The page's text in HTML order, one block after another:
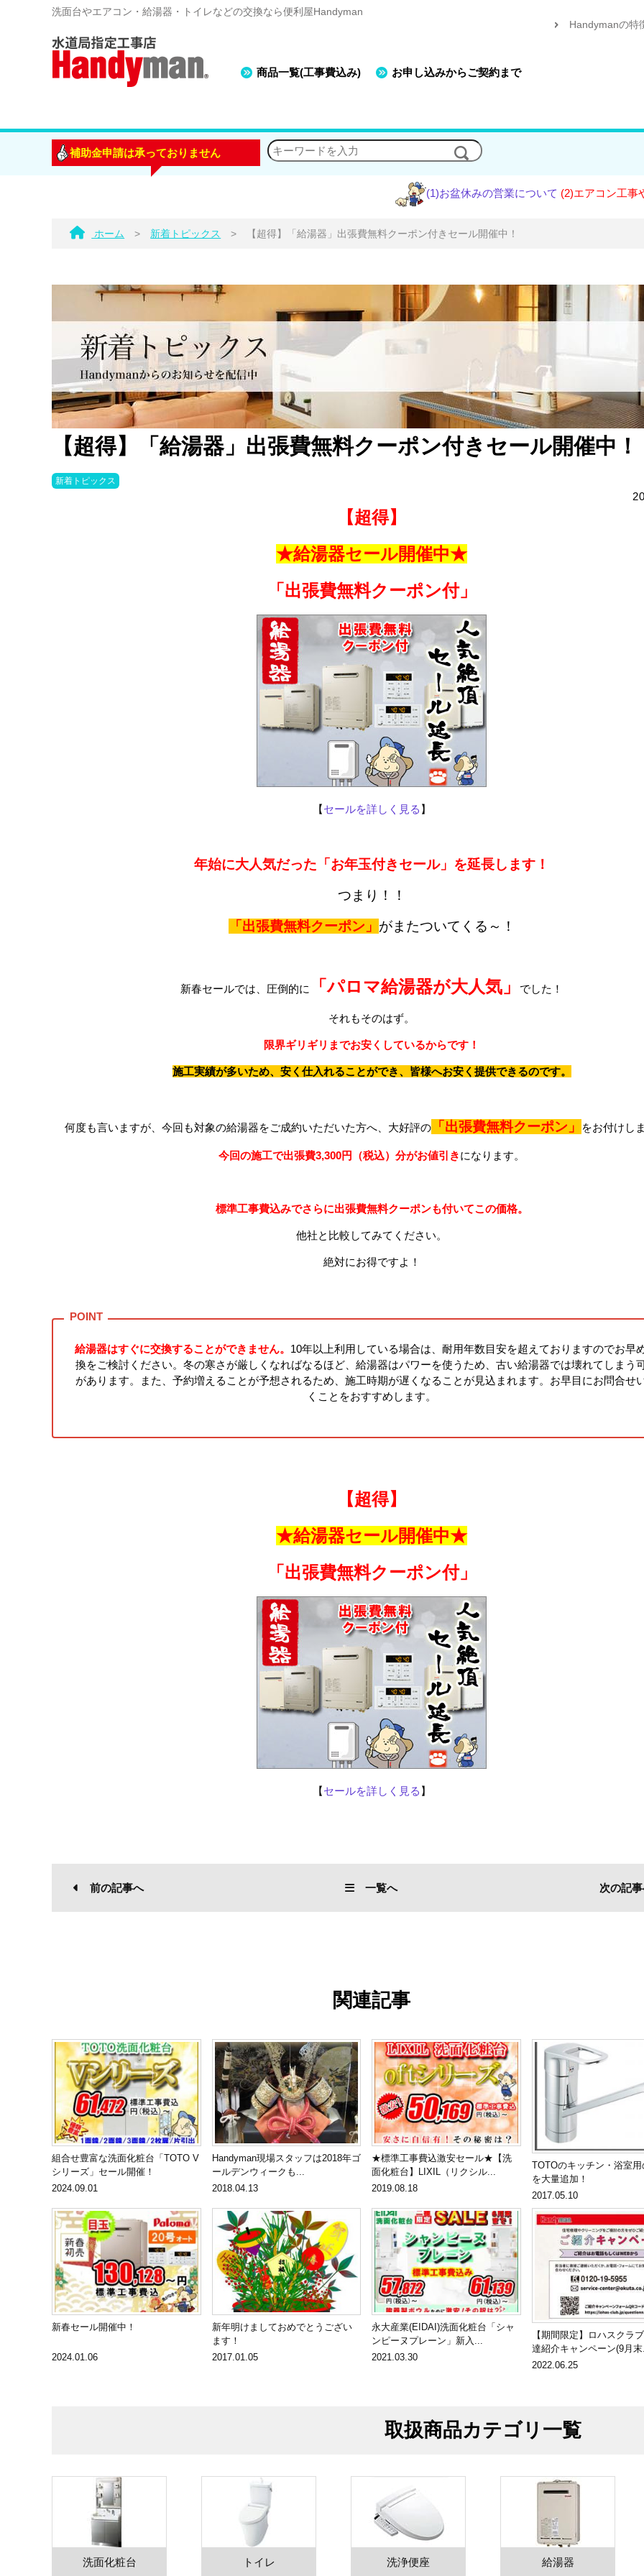
洗面台やエアコン・給湯器・トイレなどの交換なら便利屋Handyman
商品一覧(工事費込み) お申し込みからご契約まで
Handymanの特
補助金申請は承っておりません
(1)お盆休みの営業について(2)エアコン工事やエアコン
ホーム > 新着トピックス > 【超得】「給湯器」出張費無料クーポン付きセール開催中！
【超得】「給湯器」出張費無料クーポン付きセール開催中！
新着トピックス
【超得】
★給湯器セール開催中★
「出張費無料クーポン付」
【セールを詳しく見る 】
年始に大人気だった「お年玉付きセール」を延長します！
つまり！！
「出張費無料クーポン」 がまたついてくる～！
新春セールでは、圧倒的に 「パロマ給湯器が大人気」 でした！
それもそのはず。
限界ギリギリまでお安くしているからです！
施工実績が多いため、安く仕入れることができ、皆様へお安く提供できるのです。
何度も言いますが、今回も対象の給湯器をご成約いただいた方へ、大好評の 「出張費無料クーポン」 をお付けし
今回の施工で出張費3,300円（税込）分がお値引きになります。
標準工事費込みでさらに出張費無料クーポンも付いてこの価格。
他社と比較してみてください。
絶対にお得ですよ！
給湯器はすぐに交換することができません。 10年以上利用している場合は、耐用年数目安を超えておりますのでお早
換をご検討ください。冬の寒さが厳しくなればなるほど、給湯器はパワーを使うため、古い給湯器では壊れてしまう
があります。また、予約増えることが予想されるため、施工時期が遅くなることが見込まれます。お早目にお問合せ
くことをおすすめします。
【超得】
★給湯器セール開催中★
「出張費無料クーポン付」
【セールを詳しく見る 】
前の記事へ 一覧へ 次の記
関連記事
組合せ豊富な洗面化粧台「TOTO V
シリーズ」セール開催！
2024.09.01
Handyman現場スタッフは2018年ゴ
ールデンウィークも...
2018.04.13
★標準工事費込激安セール★【洗
面化粧台】LIXIL（リクシル...
2019.08.18
TOTOのキッチン・浴室
を大量追加！
2017.05.10
新春セール開催中！
2024.01.06
新年明けましておめでとうござい
ます！
2017.01.05
永大産業(EIDAI)洗面化粧台「シャ
ンピーヌプレーン」新入...
2021.03.30
【期間限定】ロハスクラ
達紹介キャンペーン(9月
2022.06.25
取扱商品カテゴリ一覧
洗面化粧台 トイレ 洗浄便座 給湯器